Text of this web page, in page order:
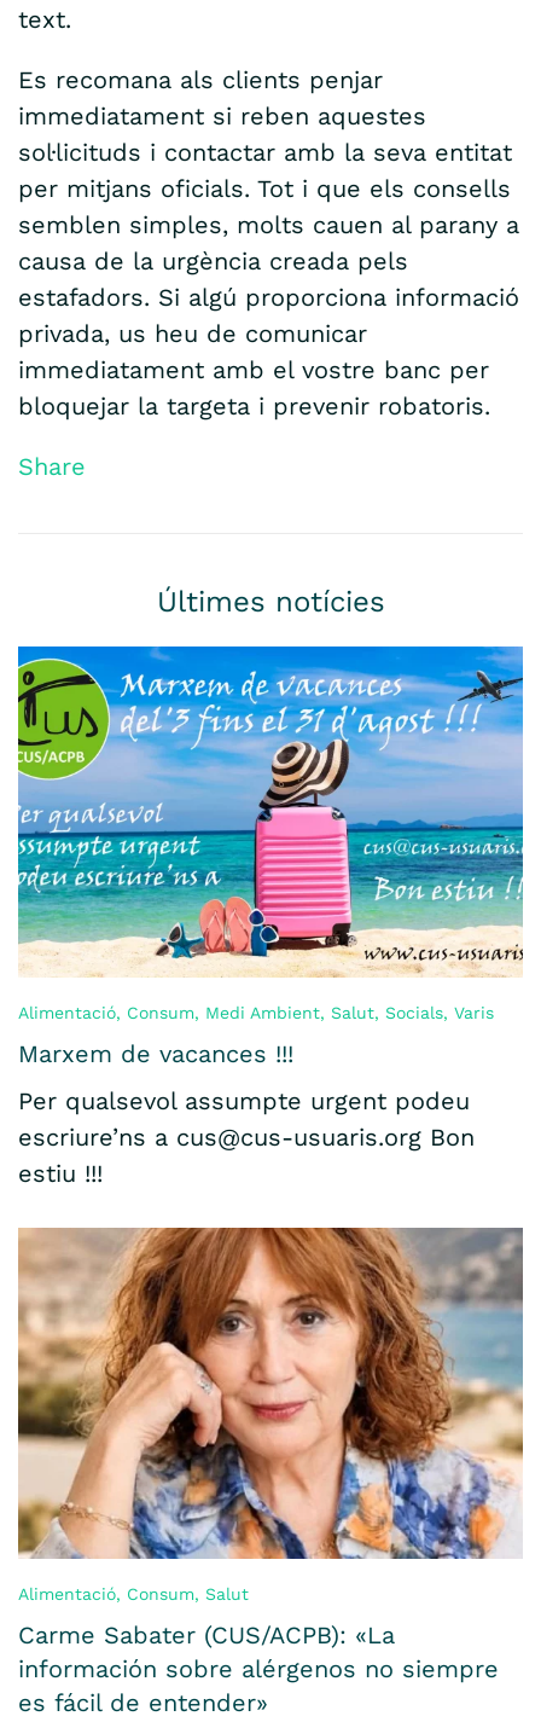
text.
Es recomana als clients penjar
immediatament si reben aquestes
sol·licituds i contactar amb la seva entitat
per mitjans oficials. Tot i que els consells
semblen simples, molts cauen al parany a
causa de la urgència creada pels
estafadors. Si algú proporciona informació
privada, us heu de comunicar
immediatament amb el vostre banc per
bloquejar la targeta i prevenir robatoris.
Share
Últimes notícies
Alimentació, Consum, Medi Ambient, Salut, Socials, Varis
Marxem de vacances !!!
Per qualsevol assumpte urgent podeu
escriure’ns a cus@cus-usuaris.org Bon
estiu !!!
Alimentació, Consum, Salut
Carme Sabater (CUS/ACPB): «La
información sobre alérgenos no siempre
es fácil de entender»